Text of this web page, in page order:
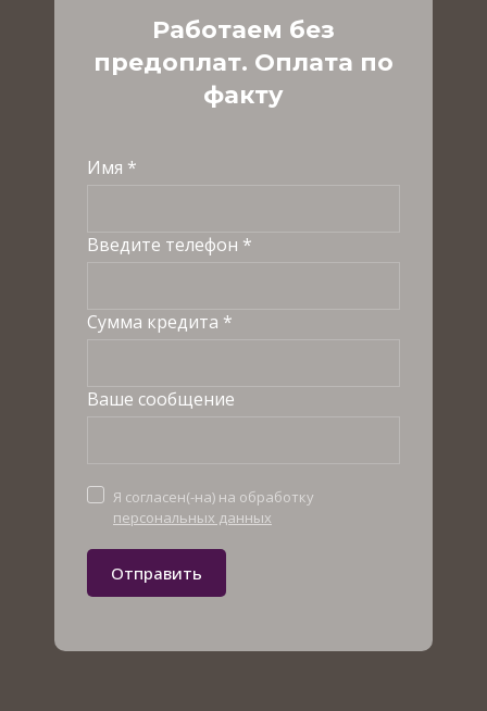
Работаем без
предоплат. Оплата по
факту
Имя *
Введите телефон *
Сумма кредита *
Ваше сообщение
Отправить
Я согласен(-на) на обработку
персональных данных